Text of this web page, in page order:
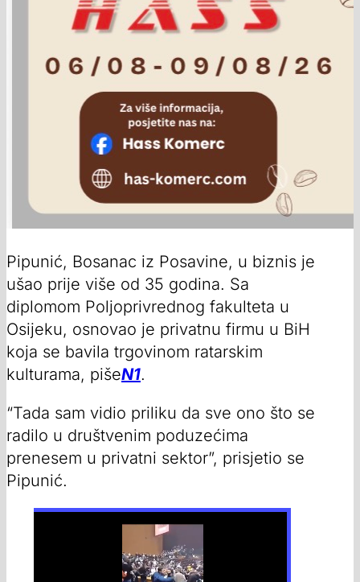
Pipunić, Bosanac iz Posavine, u biznis je
ušao prije više od 35 godina. Sa
diplomom Poljoprivrednog fakulteta u
Osijeku, osnovao je privatnu firmu u BiH
koja se bavila trgovinom ratarskim
kulturama, pišeN1.
“Tada sam vidio priliku da sve ono što se
radilo u društvenim poduzećima
prenesem u privatni sektor”, prisjetio se
Pipunić.